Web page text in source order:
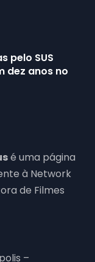
pelo SUS
dez anos no
é uma página
à Network
de Filmes
–